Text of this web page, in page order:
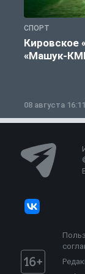
СПОРТ
Кировское
«Машук-
08 августа 16:11